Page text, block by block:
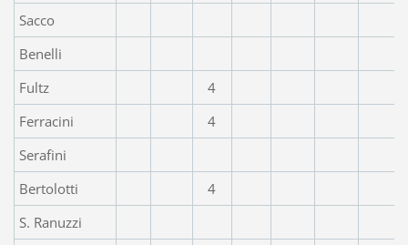
Sacco
Benelli
Fultz
4
Ferracini
4
Serafini
Bertolotti
4
S. Ranuzzi